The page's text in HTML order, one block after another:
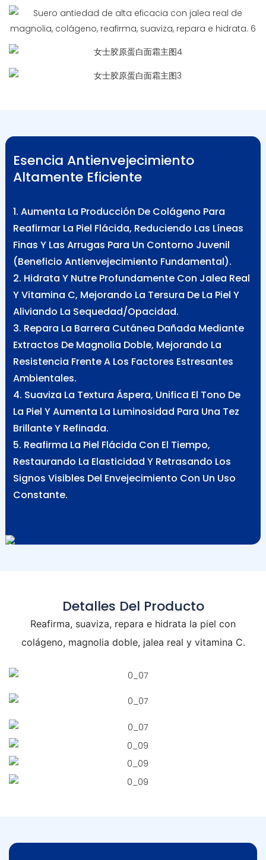
Esencia Antienvejecimiento
Altamente Eficiente
1. Aumenta La Producción De Colágeno Para
Reafirmar La Piel Flácida, Reduciendo Las Líneas
Finas Y Las Arrugas Para Un Contorno Juvenil
(beneficio Antienvejecimiento Fundamental).
2. Hidrata Y Nutre Profundamente Con Jalea Real
Y Vitamina C, Mejorando La Tersura De La Piel Y
Aliviando La Sequedad/opacidad.
3. Repara La Barrera Cutánea Dañada Mediante
Extractos De Magnolia Doble, Mejorando La
Resistencia Frente A Los Factores Estresantes
Ambientales.
4. Suaviza La Textura Áspera, Unifica El Tono De
La Piel Y Aumenta La Luminosidad Para Una Tez
Brillante Y Refinada.
5. Reafirma La Piel Flácida Con El Tiempo,
Restaurando La Elasticidad Y Retrasando Los
Signos Visibles Del Envejecimiento Con Un Uso
Constante.
Detalles Del Producto
Reafirma, suaviza, repara e hidrata la piel con
colágeno, magnolia doble, jalea real y vitamina C.